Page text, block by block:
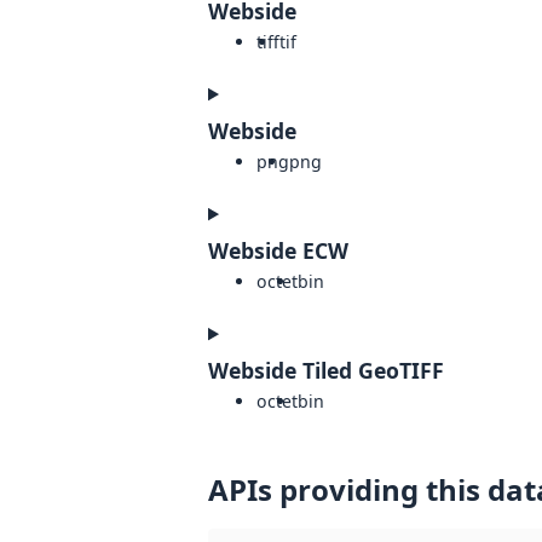
Webside
tifftif
Webside
pngpng
Webside ECW
octetbin
Webside Tiled GeoTIFF
octetbin
APIs providing this